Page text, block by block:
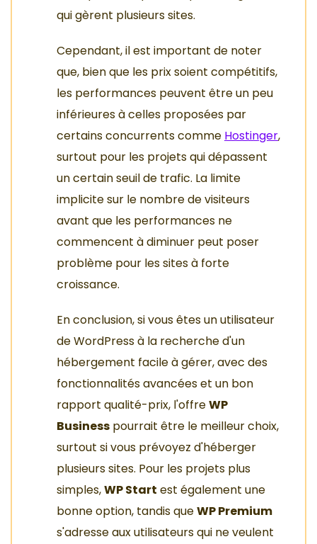
qui gèrent plusieurs sites.
Cependant, il est important de noter
que, bien que les prix soient compétitifs,
les performances peuvent être un peu
inférieures à celles proposées par
certains concurrents comme Hostinger,
surtout pour les projets qui dépassent
un certain seuil de trafic. La limite
implicite sur le nombre de visiteurs
avant que les performances ne
commencent à diminuer peut poser
problème pour les sites à forte
croissance.
En conclusion, si vous êtes un utilisateur
de WordPress à la recherche d'un
hébergement facile à gérer, avec des
fonctionnalités avancées et un bon
rapport qualité-prix, l'offreWP
Business pourrait être le meilleur choix,
surtout si vous prévoyez d'héberger
plusieurs sites. Pour les projets plus
simples,WP Start est également une
bonne option, tandis queWP Premium
s'adresse aux utilisateurs qui ne veulent